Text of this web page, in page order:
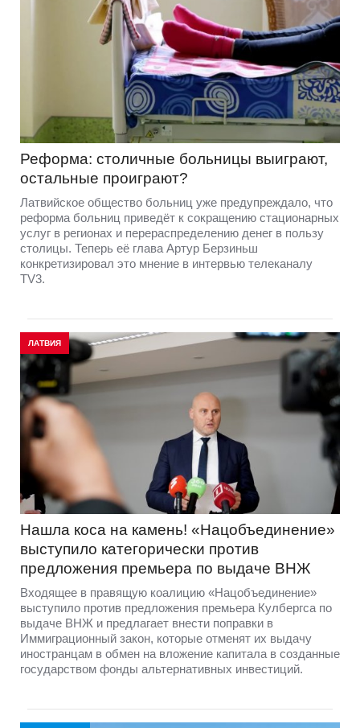
Реформа: столичные больницы выиграют,
остальные проиграют?
Латвийское общество больниц уже предупреждало, что
реформа больниц приведёт к сокращению стационарных
услуг в регионах и перераспределению денег в пользу
столицы. Теперь её глава Артур Берзиньш
конкретизировал это мнение в интервью телеканалу
TV3.
ЛАТВИЯ
Нашла коса на камень! «Нацобъединение»
выступило категорически против
предложения премьера по выдаче ВНЖ
Входящее в правящую коалицию «Нацобъединение»
выступило против предложения премьера Кулбергса по
выдаче ВНЖ и предлагает внести поправки в
Иммиграционный закон, которые отменят их выдачу
иностранцам в обмен на вложение капитала в созданные
государством фонды альтернативных инвестиций.